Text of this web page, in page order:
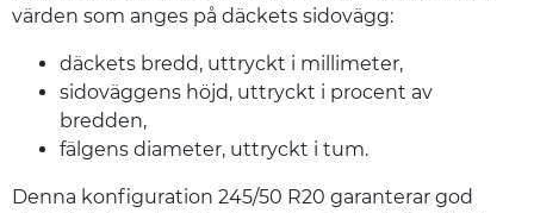
värden som anges på däckets sidovägg:
däckets bredd, uttryckt i millimeter,
sidoväggens höjd, uttryckt i procent av
bredden,
fälgens diameter, uttryckt i tum.
Denna konfiguration 245/50 R20 garanterar god